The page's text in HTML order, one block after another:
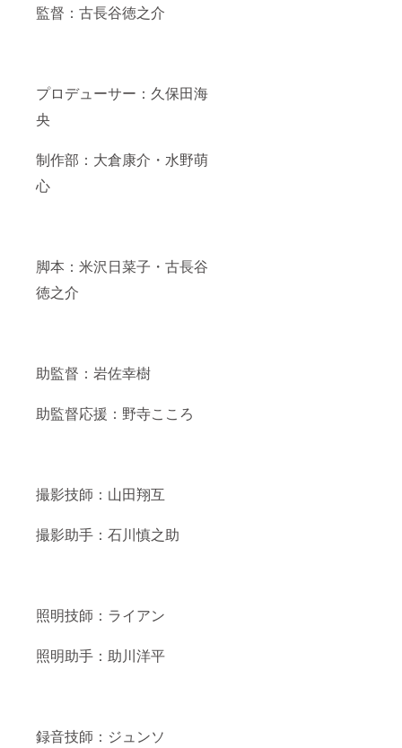
監督：古長谷徳之介
プロデューサー：久保田海
央
制作部：大倉康介・水野萌
心
脚本：米沢日菜子・古長谷
徳之介
助監督：岩佐幸樹
助監督応援：野寺こころ
撮影技師：山田翔互
撮影助手：石川慎之助
照明技師：ライアン
照明助手：助川洋平
録音技師：ジュンソ